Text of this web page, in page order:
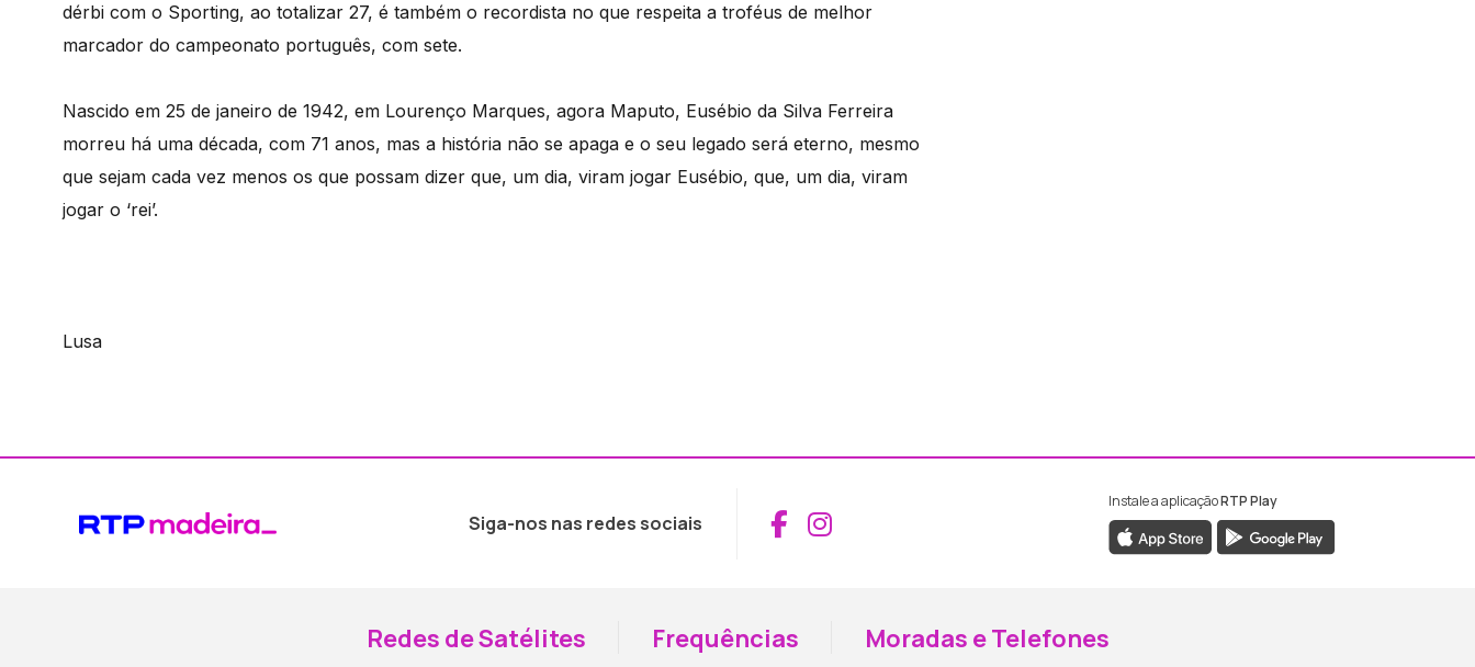
dérbi com o Sporting, ao totalizar 27, é também o recordista no que respeita a troféus de melhor
marcador do campeonato português, com sete.
Nascido em 25 de janeiro de 1942, em Lourenço Marques, agora Maputo, Eusébio da Silva Ferreira
morreu há uma década, com 71 anos, mas a história não se apaga e o seu legado será eterno, mesmo
que sejam cada vez menos os que possam dizer que, um dia, viram jogar Eusébio, que, um dia, viram
jogar o ‘rei’.
Lusa
Siga-nos nas redes sociais Aceder ao Facebook da RTP Madeira
Aceder ao Instagram da RTP Madeira
Instale a aplicaçãoRTP Play
Redes de Satélites Frequências Moradas e Telefones